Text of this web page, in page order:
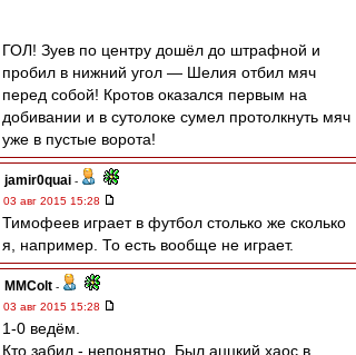
ГОЛ! Зуев по центру дошёл до штрафной и
пробил в нижний угол — Шелия отбил мяч
перед собой! Кротов оказался первым на
добивании и в сутолоке сумел протолкнуть мяч
уже в пустые ворота!
jamir0quai -
03 авг 2015 15:28
Тимофеев играет в футбол столько же сколько
я, например. То есть вообще не играет.
MMColt -
03 авг 2015 15:28
1-0 ведём.
Кто забил - непонятно. Был аццкий хаос в